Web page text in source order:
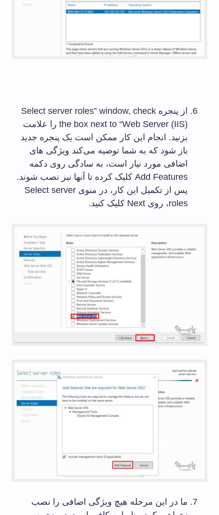
از پنجره Select server roles” window, check
the box next to “Web Server (IIS) را علامت
بزنید. انجام این کار ممکن است یک پنجره جدید
باز شود که به شما توصیه می‌کند ویژگی های
اضافی مورد نیاز است، به سادگی روی دکمه
Add Features کلیک کرده تا آنها نیز نصب شوند.
پس از تکمیل این کار، در منوی Select server
roles، روی Next کلیک کنید.
ما در این مرحله هیچ ویژگی اضافی را نصب